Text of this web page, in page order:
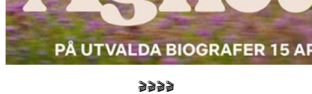
🎬🎬🎬🎬